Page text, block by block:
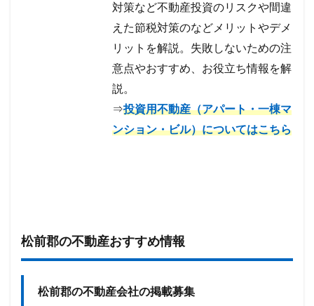
対策など不動産投資のリスクや間違
えた節税対策のなどメリットやデメ
リットを解説。失敗しないための注
意点やおすすめ、お役立ち情報を解
説。
⇒投資用不動産（アパート・一棟マ
ンション・ビル）についてはこちら
松前郡の不動産おすすめ情報
松前郡の不動産会社の掲載募集